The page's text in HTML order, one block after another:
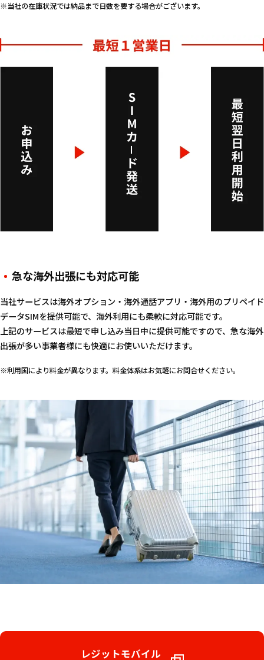
※当社の在庫状況では納品まで日数を要する場合がございます。
急な海外出張にも対応可能
当社サービスは海外オプション・海外通話アプリ・海外用のプリペイド
データSIMを提供可能で、海外利用にも柔軟に対応可能です。
上記のサービスは最短で申し込み当日中に提供可能ですので、急な海外
出張が多い事業者様にも快適にお使いいただけます。
※利用国により料金が異なります。料金体系はお気軽にお問合せください。
レジットモバイル